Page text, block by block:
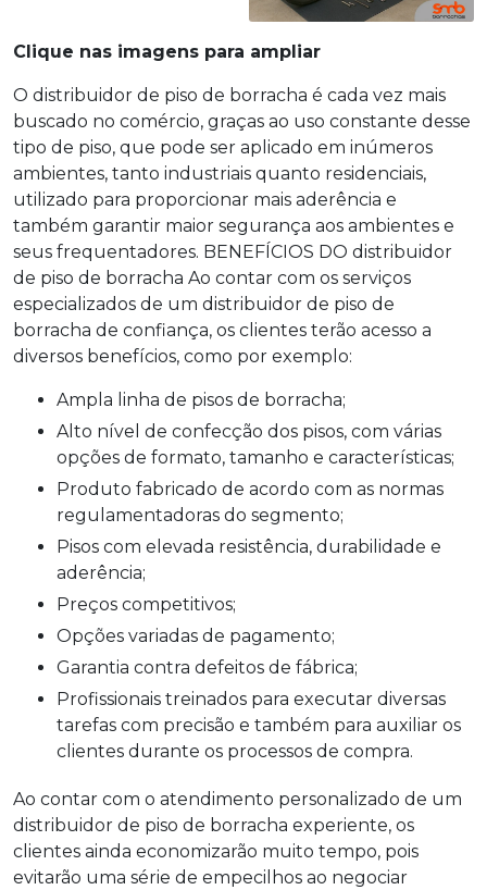
Clique nas imagens para ampliar
O distribuidor de piso de borracha é cada vez mais
buscado no comércio, graças ao uso constante desse
tipo de piso, que pode ser aplicado em inúmeros
ambientes, tanto industriais quanto residenciais,
utilizado para proporcionar mais aderência e
também garantir maior segurança aos ambientes e
seus frequentadores. BENEFÍCIOS DO distribuidor
de piso de borracha Ao contar com os serviços
especializados de um distribuidor de piso de
borracha de confiança, os clientes terão acesso a
diversos benefícios, como por exemplo:
Ampla linha de pisos de borracha;
Alto nível de confecção dos pisos, com várias
opções de formato, tamanho e características;
Produto fabricado de acordo com as normas
regulamentadoras do segmento;
Pisos com elevada resistência, durabilidade e
aderência;
Preços competitivos;
Opções variadas de pagamento;
Garantia contra defeitos de fábrica;
Profissionais treinados para executar diversas
tarefas com precisão e também para auxiliar os
clientes durante os processos de compra.
Ao contar com o atendimento personalizado de um
distribuidor de piso de borracha experiente, os
clientes ainda economizarão muito tempo, pois
evitarão uma série de empecilhos ao negociar